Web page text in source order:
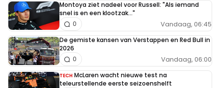
Montoya ziet nadeel voor Russell: "Als iemand
snel is en een klootzak..."
Vandaag, 06:45
0
De gemiste kansen van Verstappen en Red Bull in
2026
Vandaag, 06:00
0
TECH McLaren wacht nieuwe test na
teleurstellende eerste seizoenshelft